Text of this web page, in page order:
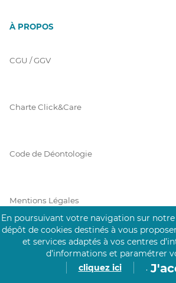
À PROPOS
CGU / GGV
Charte Click&Care
Code de Déontologie
Mentions Légales
Prérequis Click&Care
En poursuivant votre navigation sur notre
dépôt de cookies destinés à vous
et services adaptés à vos centres
d’informations et paramétrer
cliquez ici
.